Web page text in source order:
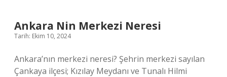
Ankara Nin Merkezi Neresi
Tarih: Ekim 10, 2024
Ankara’nın merkezi neresi? Şehrin merkezi sayılan
Çankaya ilçesi; Kızılay Meydanı ve Tunalı Hilmi